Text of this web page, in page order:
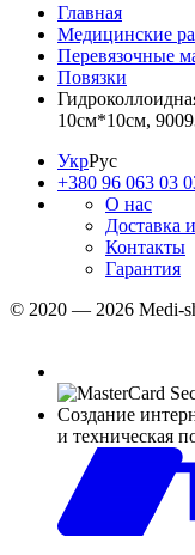
Главная
Медицинские
Перевязочные
Повязки
10см*10см,
УкрРус
+380 96 063 03
О нас
Доставка
Контакты
Гарантия
© 2020 — 2026 Medi-
Создание
и техническая